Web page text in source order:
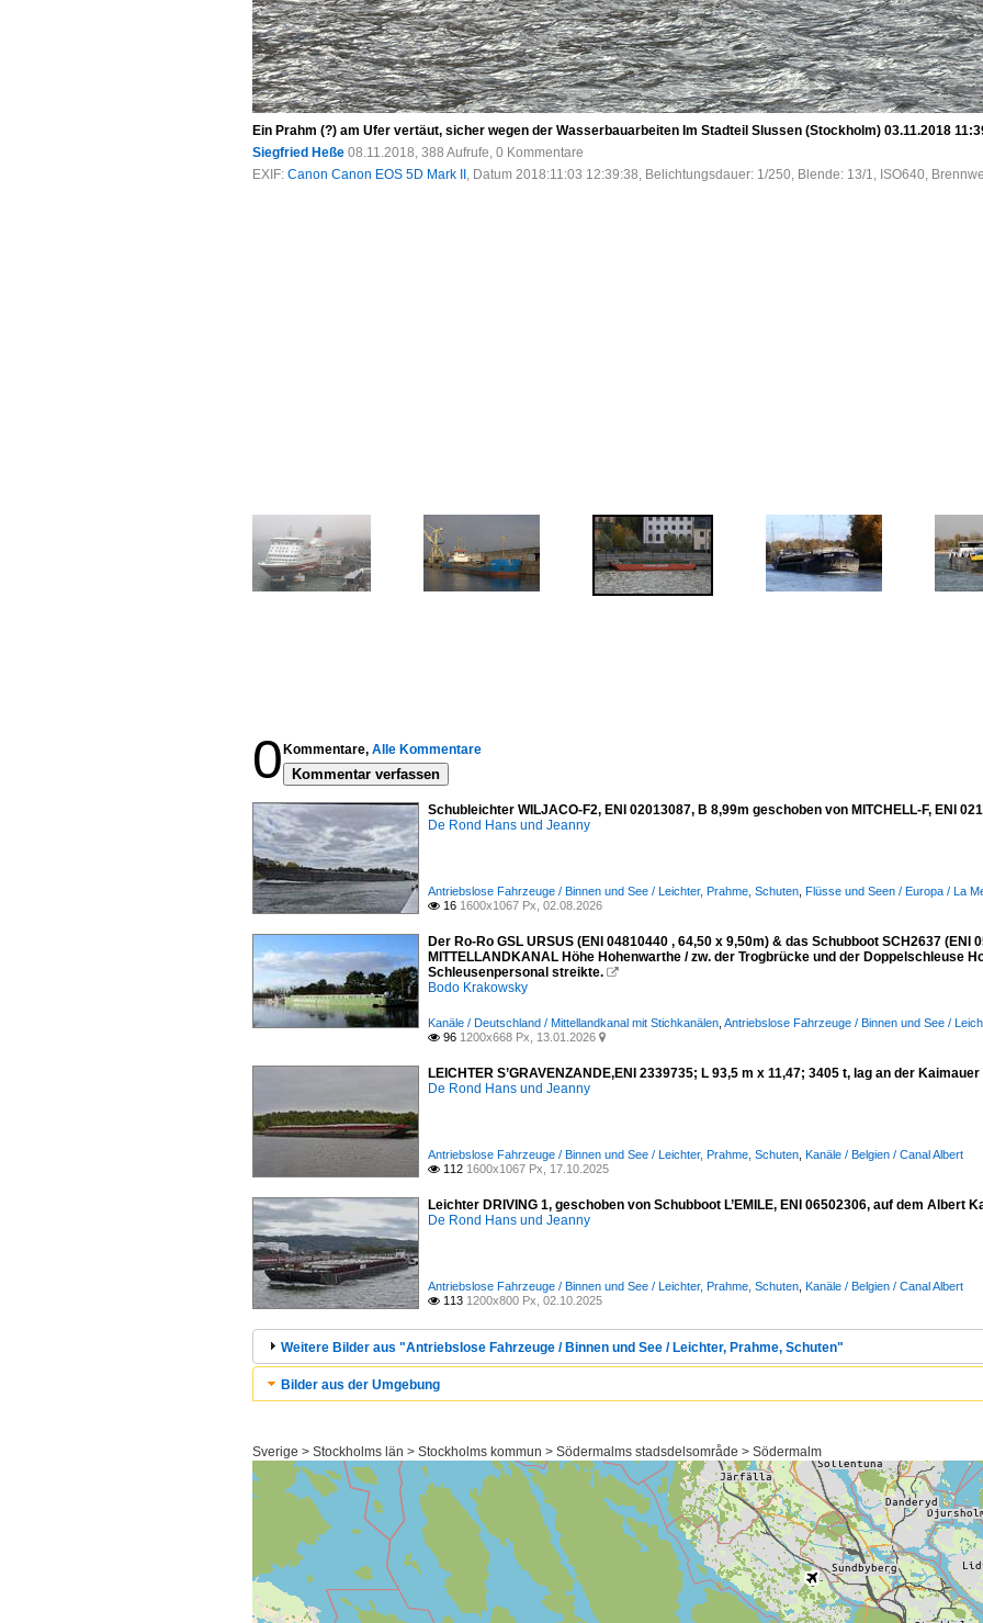
Ein Prahm (?) am Ufer vertäut, sicher wegen der Wasserbauarbeiten Im Stadteil Slussen (Stockholm) 03.11.2018
Siegfried Heße 08.11.2018, 388 Aufrufe, 0 Kommentare
EXIF: Canon Canon EOS 5D Mark II , Datum 2018:11:03 12:39:38, Belichtungsdauer: 1/250, Blende: 13/1, ISO640,
0 Kommentare, Alle Kommentare
Kommentar verfassen
Schubleichter WILJACO-F2, ENI 02013087, B 8,99m geschoben von MITCHELL-F, ENI
De Rond Hans und Jeanny
Antriebslose Fahrzeuge / Binnen und See / Leichter, Prahme, Schuten Flüsse und Seen / Europa / La
 16 1600x1067 Px, 02.08.2026
Der Ro-Ro GSL URSUS (ENI 04810440 , 64,50 x 9,50m) & das Schubboot SCH2637
MITTELLANDKANAL Höhe Hohenwarthe / zw. der Trogbrücke und der Doppelschleuse
Schleusenpersonal streikte. 
Bodo Krakowsky
Kanäle / Deutschland / Mittellandkanal mit Stichkanälen Antriebslose Fahrzeuge / Binnen und See /
 96 1200x668 Px, 13.01.2026 
LEICHTER S’GRAVENZANDE,ENI 2339735; L 93,5 m x 11,47; 3405 t, lag an der
De Rond Hans und Jeanny
Antriebslose Fahrzeuge / Binnen und See / Leichter, Prahme, Schuten Kanäle / Belgien / Canal Albert
 112 1600x1067 Px, 17.10.2025
Leichter DRIVING 1, geschoben von Schubboot L’EMILE, ENI 06502306, auf dem Albert
De Rond Hans und Jeanny
Antriebslose Fahrzeuge / Binnen und See / Leichter, Prahme, Schuten Kanäle / Belgien / Canal Albert
 113 1200x800 Px, 02.10.2025
Weitere Bilder aus "Antriebslose Fahrzeuge / Binnen und See / Leichter, Prahme, Schuten"
Bilder aus der Umgebung
Sverige > Stockholms län > Stockholms kommun > Södermalms stadsdelsområde > Södermalm